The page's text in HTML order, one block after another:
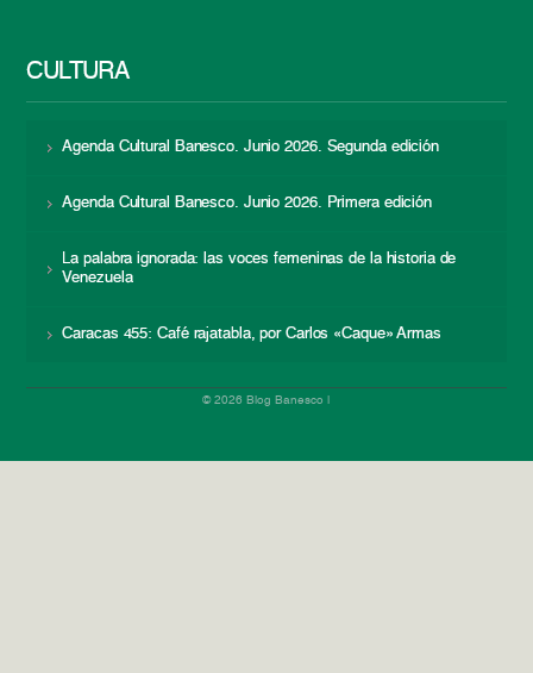
CULTURA
Agenda Cultural Banesco. Junio 2026. Segunda edición
Agenda Cultural Banesco. Junio 2026. Primera edición
La palabra ignorada: las voces femeninas de la historia de
Venezuela
Caracas 455: Café rajatabla, por Carlos «Caque» Armas
© 2026 Blog Banesco |